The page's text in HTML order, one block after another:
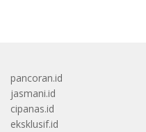
pancoran.id
jasmani.id
cipanas.id
eksklusif.id